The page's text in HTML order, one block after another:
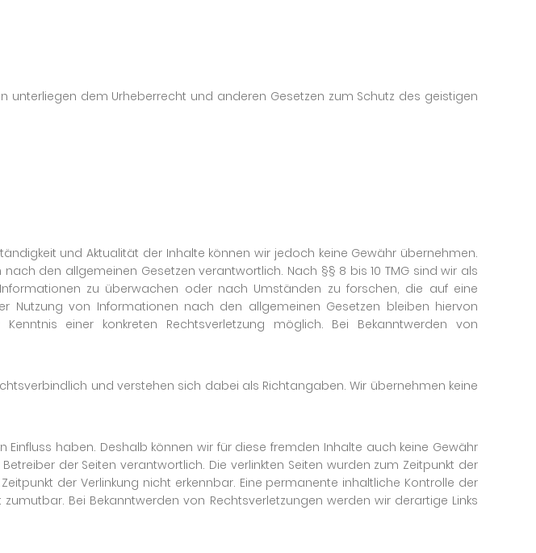
unterliegen dem Urheberrecht und anderen Gesetzen zum Schutz des geistigen
und Aktualität der Inhalte können wir jedoch keine Gewähr übernehmen.
den allgemeinen Gesetzen verantwortlich. Nach §§ 8 bis 10 TMG sind wir als
zu überwachen oder nach Umständen zu forschen, die auf eine
Nutzung von Informationen nach den allgemeinen Gesetzen bleiben hiervon
einer konkreten Rechtsverletzung möglich. Bei Bekanntwerden von
und verstehen sich dabei als Richtangaben. Wir übernehmen keine
haben. Deshalb können wir für diese fremden Inhalte auch keine Gewähr
der Seiten verantwortlich. Die verlinkten Seiten wurden zum Zeitpunkt der
der Verlinkung nicht erkennbar. Eine permanente inhaltliche Kontrolle der
Bei Bekanntwerden von Rechtsverletzungen werden wir derartige Links